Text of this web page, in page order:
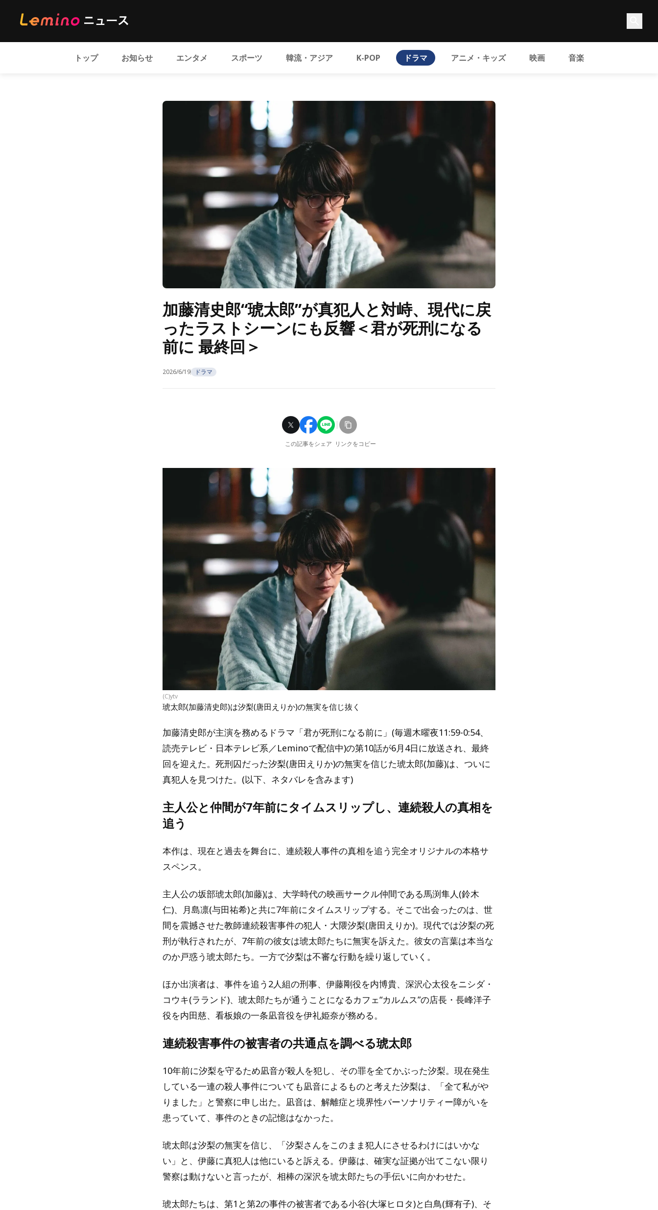
トップ お知らせ エンタメ スポーツ 韓流・アジア K-POP ドラマ アニメ・キッズ 映画 音楽
加藤清史郎“琥太郎”が真犯人と対峙、現代に戻
ったラストシーンにも反響＜君が死刑になる
前に 最終回＞
2026/6/19 ドラマ
この記事をシェア リンクをコピー
(C)ytv
琥太郎(加藤清史郎)は汐梨(唐田えりか)の無実を信じ抜く
加藤清史郎が主演を務めるドラマ「君が死刑になる前に」(毎週木曜夜11:59-0:54、
読売テレビ・日本テレビ系／Leminoで配信中)の第10話が6月4日に放送され、最終
回を迎えた。死刑囚だった汐梨(唐田えりか)の無実を信じた琥太郎(加藤)は、ついに
真犯人を見つけた。(以下、ネタバレを含みます)
主人公と仲間が7年前にタイムスリップし、連続殺人の真相を
追う
本作は、現在と過去を舞台に、連続殺人事件の真相を追う完全オリジナルの本格サ
スペンス。
主人公の坂部琥太郎(加藤)は、大学時代の映画サークル仲間である馬渕隼人(鈴木
仁)、月島凛(与田祐希)と共に7年前にタイムスリップする。そこで出会ったのは、世
間を震撼させた教師連続殺害事件の犯人・大隈汐梨(唐田えりか)。現代では汐梨の死
刑が執行されたが、7年前の彼女は琥太郎たちに無実を訴えた。彼女の言葉は本当な
のか戸惑う琥太郎たち。一方で汐梨は不審な行動を繰り返していく。
ほか出演者は、事件を追う2人組の刑事、伊藤剛役を内博貴、深沢心太役をニシダ・
コウキ(ラランド)、琥太郎たちが通うことになるカフェ“カルムス”の店長・長峰洋子
役を内田慈、看板娘の一条凪音役を伊礼姫奈が務める。
連続殺害事件の被害者の共通点を調べる琥太郎
10年前に汐梨を守るため凪音が殺人を犯し、その罪を全てかぶった汐梨。現在発生
している一連の殺人事件についても凪音によるものと考えた汐梨は、「全て私がや
りました」と警察に申し出た。凪音は、解離症と境界性パーソナリティー障がいを
患っていて、事件のときの記憶はなかった。
琥太郎は汐梨の無実を信じ、「汐梨さんをこのまま犯人にさせるわけにはいかな
い」と、伊藤に真犯人は他にいると訴える。伊藤は、確実な証拠が出てこない限り
警察は動けないと言ったが、相棒の深沢を琥太郎たちの手伝いに向かわせた。
琥太郎たちは、第1と第2の事件の被害者である小谷(大塚ヒロタ)と白鳥(輝有子)、そ